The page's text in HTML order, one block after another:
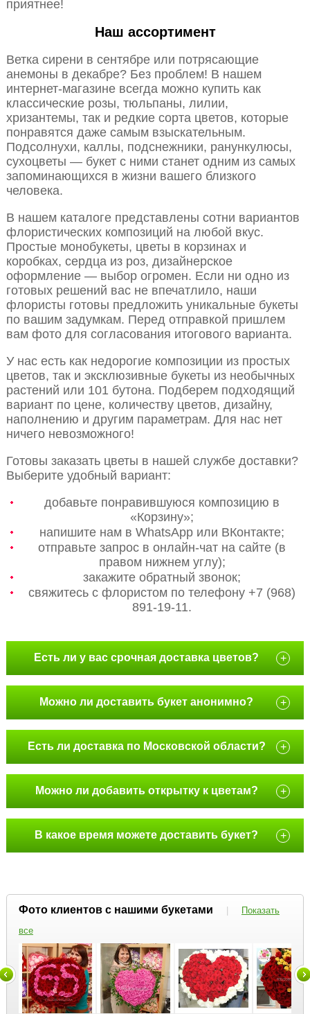
приятнее!
Наш ассортимент
Ветка сирени в сентябре или потрясающие
анемоны в декабре? Без проблем! В нашем
интернет-магазине всегда можно купить как
классические розы, тюльпаны, лилии,
хризантемы, так и редкие сорта цветов, которые
понравятся даже самым взыскательным.
Подсолнухи, каллы, подснежники, ранункулюсы,
сухоцветы — букет с ними станет одним из самых
запоминающихся в жизни вашего близкого
человека.
В нашем каталоге представлены сотни вариантов
флористических композиций на любой вкус.
Простые монобукеты, цветы в корзинах и
коробках, сердца из роз, дизайнерское
оформление — выбор огромен. Если ни одно из
готовых решений вас не впечатлило, наши
флористы готовы предложить уникальные букеты
по вашим задумкам. Перед отправкой пришлем
вам фото для согласования итогового варианта.
У нас есть как недорогие композиции из простых
цветов, так и эксклюзивные букеты из необычных
растений или 101 бутона. Подберем подходящий
вариант по цене, количеству цветов, дизайну,
наполнению и другим параметрам. Для нас нет
ничего невозможного!
Готовы заказать цветы в нашей службе доставки?
Выберите удобный вариант:
добавьте понравившуюся композицию в
«Корзину»;
напишите нам в WhatsApp или ВКонтакте;
отправьте запрос в онлайн-чат на сайте (в
правом нижнем углу);
закажите обратный звонок;
свяжитесь с флористом по телефону +7 (968)
891-19-11.
Есть ли у вас срочная доставка цветов? +
Можно ли доставить букет анонимно? +
Есть ли доставка по Московской области? +
Можно ли добавить открытку к цветам? +
В какое время можете доставить букет? +
Фото клиентов с нашими букетами |
Показать
все